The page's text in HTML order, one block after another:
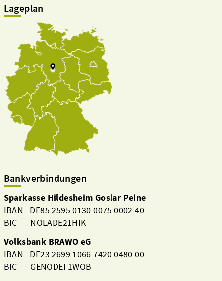
Lageplan
Bankverbindungen
Sparkasse Hildesheim Goslar Peine
IBAN DE85 2595 0130 0075 0002 40
BIC NOLADE21HIK
Volksbank BRAWO eG
IBAN DE23 2699 1066 7420 0480 00
BIC GENODEF1WOB